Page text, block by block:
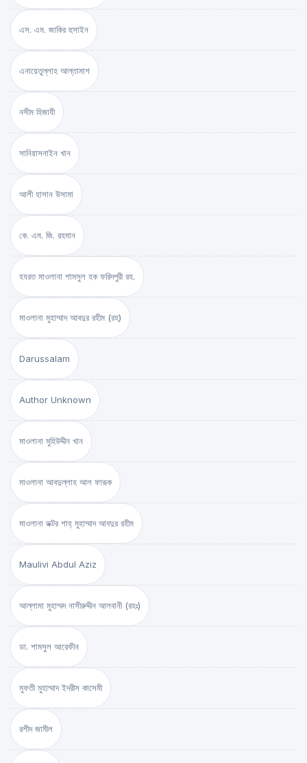
এস. এম. জাকির হুসাইন
এনায়েতুল্লাহ আল্‌তামাশ
নসীম হিজাযী
সানিয়াসনাইন খান
আলী হাসান উসামা
কে. এম. জি. রহমান
হযরত মাওলানা শামসুল হক ফরিদপুরী রহ.
মাওলানা মুহাম্মাদ আবদুর রহীম (রহ)
Darussalam
Author Unknown
মাওলানা মুহিউদ্দীন খান
মাওলানা আবদুল্লাহ আল ফারূক
মাওলানা ডক্টর শাহ্‌ মুহাম্মাদ আবদুর রহীম
Maulivi Abdul Aziz
আল্লামা মুহাম্মদ নাসীরুদ্দীন আলবানী (রহঃ)
ডা. শামসুল আরেফীন
মুফতী মুহাম্মাদ ইদরীস কাসেমী
রশীদ জামীল